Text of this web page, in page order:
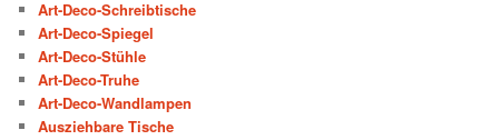
Art-Deco-Schreibtische
Art-Deco-Spiegel
Art-Deco-Stühle
Art-Deco-Truhe
Art-Deco-Wandlampen
Ausziehbare Tische